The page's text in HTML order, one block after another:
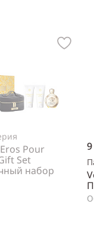
Pour
Set
набор